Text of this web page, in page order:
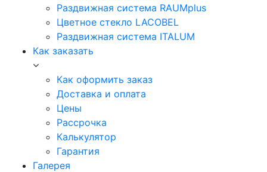
Раздвижная система RAUMplus
Цветное стекло LACOBEL
Раздвижная система ITALUM
Как заказать
Как оформить заказ
Доставка и оплата
Цены
Рассрочка
Калькулятор
Гарантия
Галерея